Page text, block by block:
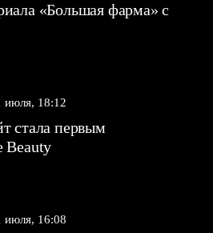
«Большая фарма» с
июля, 18:12
стала первым
Beauty
июля, 16:08